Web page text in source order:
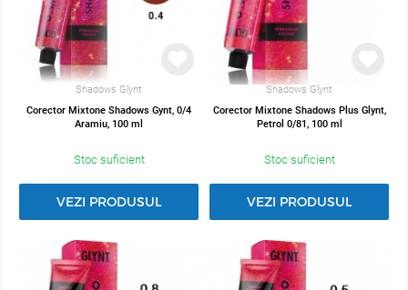
Shadows Glynt
Corector Mixtone Shadows Gynt, 0/4
Aramiu, 100 ml
Stoc suficient
VEZI PRODUSUL
Shadows Glynt
Corector Mixtone Shadows Plus Glynt,
Petrol 0/81, 100 ml
Stoc suficient
VEZI PRODUSUL